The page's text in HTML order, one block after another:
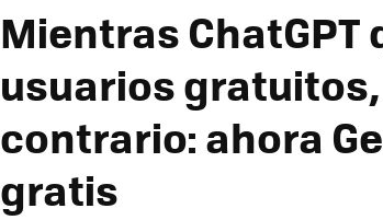
Mientras
usuarios
contrario: ahora
gratis